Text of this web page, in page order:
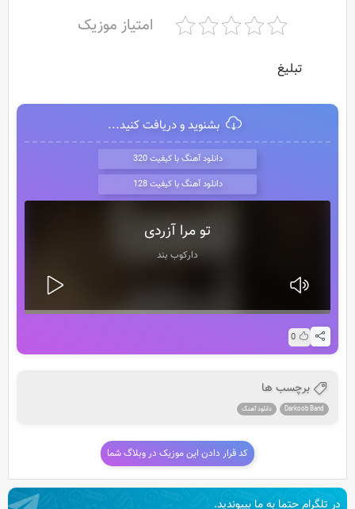
امتیاز موزیک
تبلیغ
بشنوید و دریافت کنید...
دانلود آهنگ با کیفیت 320
دانلود آهنگ با کیفیت 128
تو مرا آزردی
دارکوب بند
0
برچسب ها
Darkoob Band دانلود آهنگ
کد قرار دادن این موزیک در وبلاگ شما
در تلگرام حتما به ما بپیوندید.